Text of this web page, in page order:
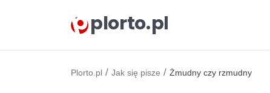
plorto.pl
Plorto.pl / Jak się pisze / Żmudny czy rzmudny